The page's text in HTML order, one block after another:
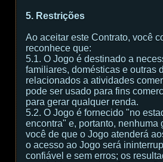
5. Restrições
Ao aceitar este Contrato, você
reconhece que:
5.1. O Jogo é destinado a
familiares, domésticas e outras
relacionados a atividades
pode ser usado para fins
para gerar qualquer renda.
5.2. O Jogo é fornecido "no
encontra" e, portanto, nenhuma
você de que o Jogo atenderá
o acesso ao Jogo será
confiável e sem erros; os